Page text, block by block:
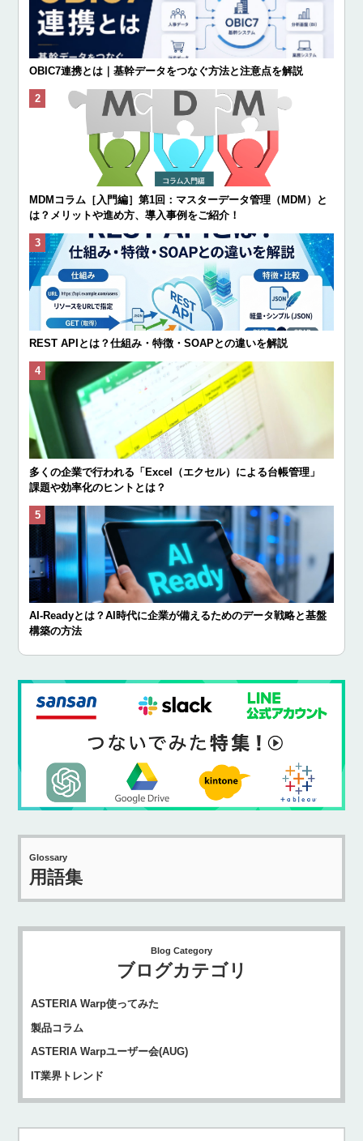
OBIC7連携とは｜基幹データをつなぐ方法と注意点を解説
MDMコラム［入門編］第1回：マスターデータ管理（MDM）と
は？メリットや進め方、導入事例をご紹介！
REST APIとは？仕組み・特徴・SOAPとの違いを解説
多くの企業で行われる「Excel（エクセル）による台帳管理」
課題や効率化のヒントとは？
AI-Readyとは？AI時代に企業が備えるためのデータ戦略と基盤
構築の方法
Glossary
用語集
Blog Category
ブログカテゴリ
ASTERIA Warp使ってみた
製品コラム
ASTERIA Warpユーザー会(AUG)
IT業界トレンド